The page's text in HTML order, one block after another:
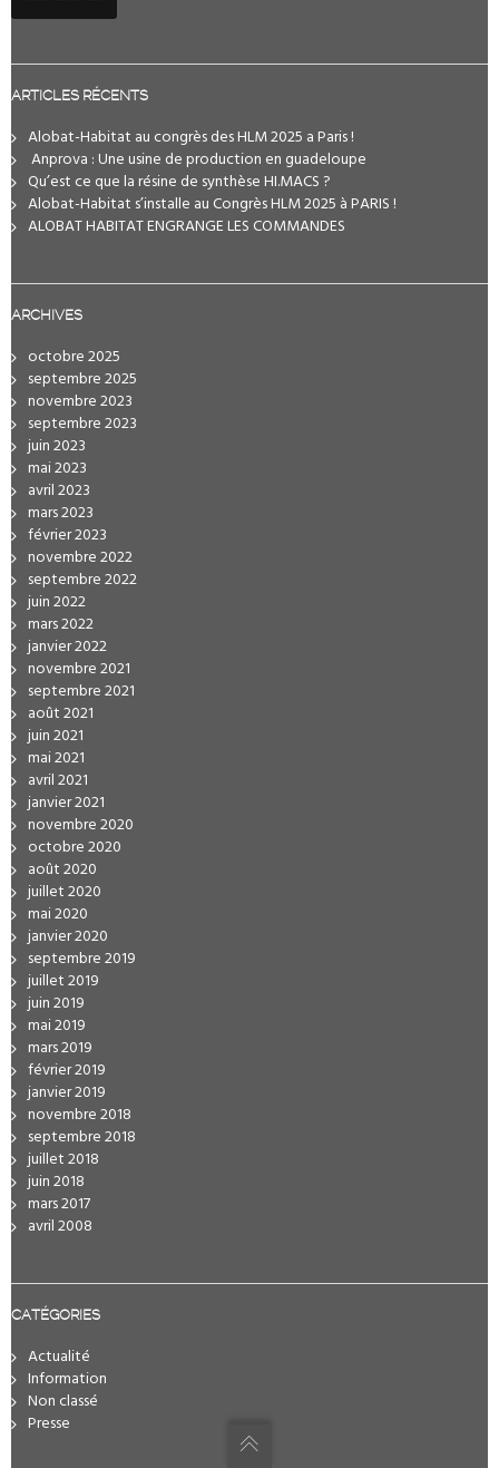
ARTICLES RÉCENTS
Alobat-Habitat au congrès des HLM 2025 a Paris !
️ Anprova : Une usine de production en guadeloupe
Qu’est ce que la résine de synthèse HI.MACS ?
Alobat-Habitat s’installe au Congrès HLM 2025 à PARIS !
ALOBAT HABITAT ENGRANGE LES COMMANDES
ARCHIVES
octobre 2025
septembre 2025
novembre 2023
septembre 2023
juin 2023
mai 2023
avril 2023
mars 2023
février 2023
novembre 2022
septembre 2022
juin 2022
mars 2022
janvier 2022
novembre 2021
septembre 2021
août 2021
juin 2021
mai 2021
avril 2021
janvier 2021
novembre 2020
octobre 2020
août 2020
juillet 2020
mai 2020
janvier 2020
septembre 2019
juillet 2019
juin 2019
mai 2019
mars 2019
février 2019
janvier 2019
novembre 2018
septembre 2018
juillet 2018
juin 2018
mars 2017
avril 2008
CATÉGORIES
Actualité
Information
Non classé
Presse